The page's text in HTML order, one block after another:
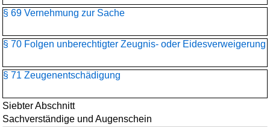
§ 69 Vernehmung zur Sache
§ 70 Folgen unberechtigter Zeugnis- oder Eidesverweigerung
§ 71 Zeugenentschädigung
Siebter Abschnitt
Sachverständige und Augenschein